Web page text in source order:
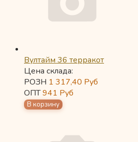
Вултайм 36 терракот
Цена склада:
РОЗН 1 317,40 Руб
ОПТ941 Руб